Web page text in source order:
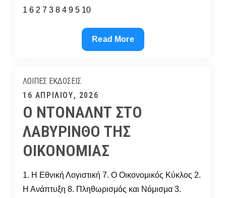
1 6 2 7 3 8 4 9 5 10
Ο
Μίκυ
Αθλήματα
Read More
ΛΟΙΠΈΣ ΕΚΔΌΣΕΙΣ
Posted
on
16 ΑΠΡΙΛΊΟΥ, 2026
Ο ΝΤΟΝΑΛΝΤ ΣΤΟ
ΛΑΒΥΡΙΝΘΟ ΤΗΣ
ΟΙΚΟΝΟΜΙΑΣ
1. Η Εθνική Λογιστική 7. Ο Οικονομικός Κύκλος 2.
Η Ανάπτυξη 8. Πληθωρισμός και Νόμισμα 3.